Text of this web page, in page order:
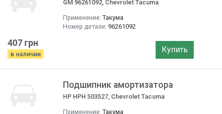
GM 96261092, Chevrolet Tacuma
Применение: Такума
Номер детали: 96261092
407 грн
в наличии Купить
Подшипник амортизатора
HP HPH 503527, Chevrolet Tacuma
Применение: Такума